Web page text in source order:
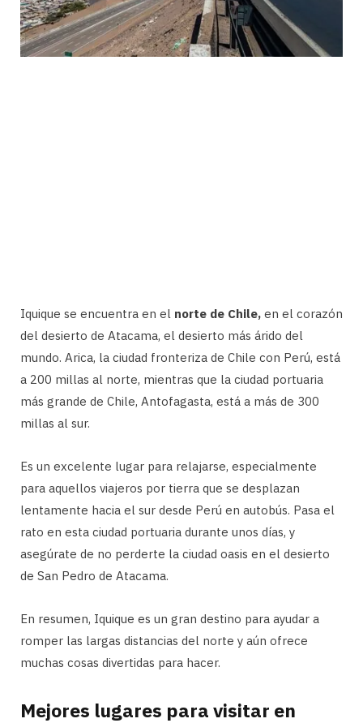
Iquique se encuentra en el norte de Chile, en el corazón
del desierto de Atacama, el desierto más árido del
mundo. Arica, la ciudad fronteriza de Chile con Perú, está
a 200 millas al norte, mientras que la ciudad portuaria
más grande de Chile, Antofagasta, está a más de 300
millas al sur.
Es un excelente lugar para relajarse, especialmente
para aquellos viajeros por tierra que se desplazan
lentamente hacia el sur desde Perú en autobús. Pasa el
rato en esta ciudad portuaria durante unos días, y
asegúrate de no perderte la ciudad oasis en el desierto
de San Pedro de Atacama.
En resumen, Iquique es un gran destino para ayudar a
romper las largas distancias del norte y aún ofrece
muchas cosas divertidas para hacer.
Mejores lugares para visitar en